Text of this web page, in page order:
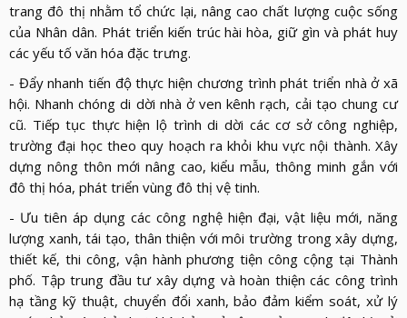
trang đô thị nhằm tổ chức lại, nâng cao chất lượng cuộc sống
của Nhân dân. Phát triển kiến trúc hài hòa, giữ gìn và phát huy
các yếu tố văn hóa đặc trưng.
- Đẩy nhanh tiến độ thực hiện chương trình phát triển nhà ở xã
hội. Nhanh chóng di dời nhà ở ven kênh rạch, cải tạo chung cư
cũ. Tiếp tục thực hiện lộ trình di dời các cơ sở công nghiệp,
trường đại học theo quy hoạch ra khỏi khu vực nội thành. Xây
dựng nông thôn mới nâng cao, kiểu mẫu, thông minh gắn với
đô thị hóa, phát triển vùng đô thị vệ tinh.
- Ưu tiên áp dụng các công nghệ hiện đại, vật liệu mới, năng
lượng xanh, tái tạo, thân thiện với môi trường trong xây dựng,
thiết kế, thi công, vận hành phương tiện công cộng tại Thành
phố. Tập trung đầu tư xây dựng và hoàn thiện các công trình
hạ tầng kỹ thuật, chuyển đổi xanh, bảo đảm kiểm soát, xử lý